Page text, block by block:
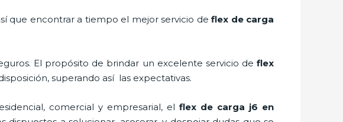
que encontrar a tiempo el mejor servicio deflex de carga
El propósito de brindar un excelente servicio de flex
superando así las expectativas.
comercial y empresarial, el flex de carga j6 en